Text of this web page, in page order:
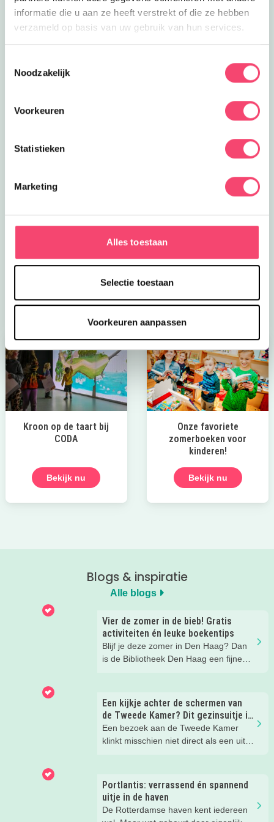
informatie die u aan ze heeft verstrekt of die ze hebben
verzameld op basis van uw gebruik van hun services.
Noodzakelijk
Voorkeuren
Statistieken
Marketing
Alles toestaan
Selectie toestaan
Voorkeuren aanpassen
Van een ritje in de achtbaan in Drievliet tot onderwater
duiken in SEA LIFE. Perfect voor een heuse citytrip!
Kroon op de taart bij
CODA
Bekijk nu
Onze favoriete
zomerboeken voor
kinderen!
Bekijk nu
Blogs & inspiratie
Alle blogs
Vier de zomer in de bieb! Gratis
activiteiten én leuke boekentips
Blijf je deze zomer in Den Haag? Dan
is de Bibliotheek Den Haag een fijne
Van creatieve workshops en
voorleesmomenten tot spelletjes,
speurtochten en zomerse boekentips.
En het mooiste? Alle activiteiten zijn
Een kijkje achter de schermen van
de Tweede Kamer? Dit gezinsuitje is
verrassend leuk!
Een bezoek aan de Tweede Kamer
klinkt misschien niet direct als een uitje
aan met dochter Emily en werden
tijdens de Familierondleiding van
ProDemos compleet verrast! Met een
jonge sympathieke gids, interactieve
Portlantis: verrassend én spannend
uitje in de haven
De Rotterdamse haven kent iedereen